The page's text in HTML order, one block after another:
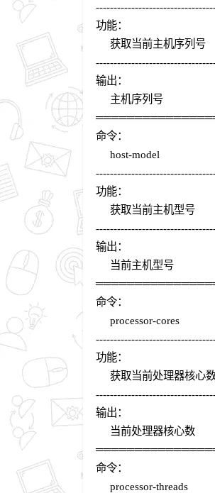
功能：
获取当前主机序列号
输出：
主机序列号
命令：
host-model
功能：
获取当前主机型号
输出：
当前主机型号
命令：
processor-cores
功能：
获取当前处理器核心
输出：
当前处理器核心数
命令：
processor-threads